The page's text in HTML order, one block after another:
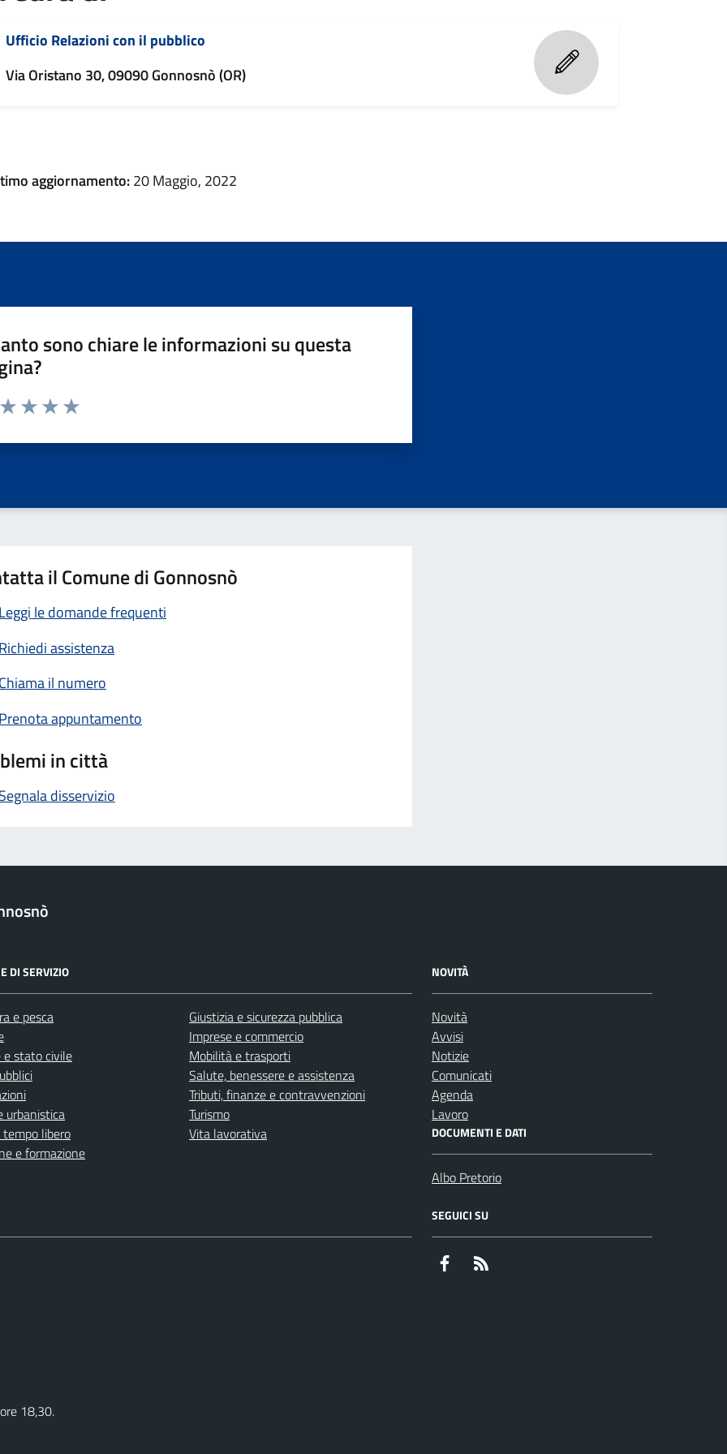
Ufficio Relazioni con il pubblico
Via Oristano 30, 09090 Gonnosnò (OR)
aggiornamento:20 Maggio, 2022
sono chiare le informazioni su questa
da 1 a 5 stelle la pagina
il Comune di Gonnosnò
le domande frequenti
assistenza
il numero
appuntamento
in città
disservizio
DI SERVIZIO
e pesca
e stato civile
urbanistica
libero
e formazione
Giustizia e sicurezza pubblica
Imprese e commercio
Mobilità e trasporti
Salute, benessere e assistenza
Tributi, finanze e contravvenzioni
Turismo
Vita lavorativa
NOVITÀ
Novità
Avvisi
Notizie
Comunicati
Agenda
Lavoro
DOCUMENTI E DATI
Albo Pretorio
18,30.
SEGUICI SU
Facebook